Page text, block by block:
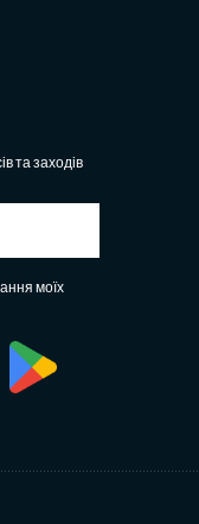
та заходів
моїх